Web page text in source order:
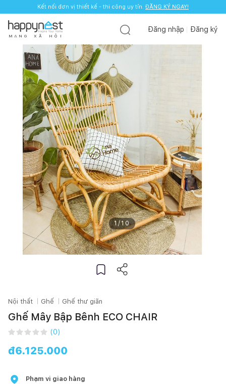
Kết nối đơn vị thiết kế - thi công uy tín. ĐĂNG KÝ NGAY!
M Ạ N G X Ã H Ộ I
Đăng nhập Đăng ký
1/10
Nội thất Ghế Ghế thư giãn
Ghế Mây Bập Bênh ECO CHAIR
(0)
đ6.125.000
Phạm vi giao hàng